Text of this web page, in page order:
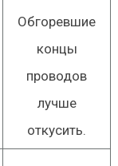
Обгоревшие
концы
проводов
лучше
откусить.